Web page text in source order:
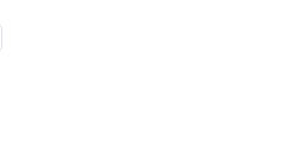
sonra ürüne yorum yapın,